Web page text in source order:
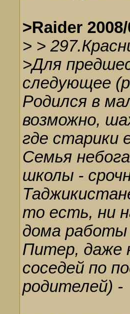
>Raider
> >
>Для
следующее
Родился в
возможно,
где старики
Семья
школы -
то есть, ни
дома работы
Питер, даже
соседей по
родителей) -